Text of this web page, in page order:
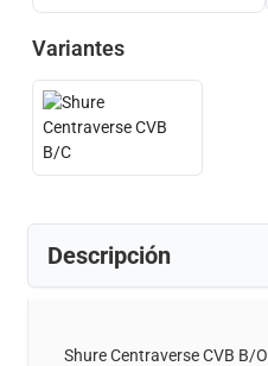
Variantes
Descripción
Shure Centraverse CVB B/O